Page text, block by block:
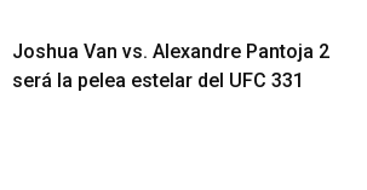
Joshua Van vs. Alexandre Pantoja 2
será la pelea estelar del UFC 331